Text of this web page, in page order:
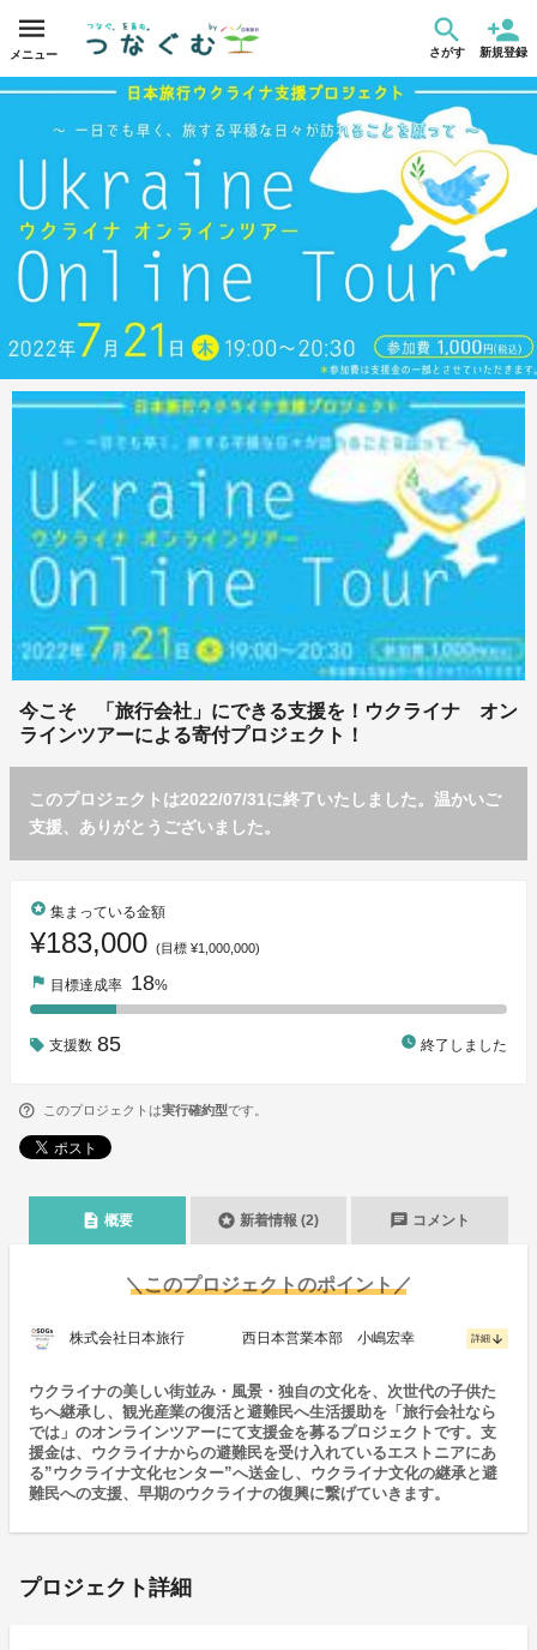
メニュー さがす 新規登録
今こそ 「旅行会社」にできる支援を！ウクライナ オン
ラインツアーによる寄付プロジェクト！
このプロジェクトは2022/07/31に終了いたしました。温かいご
支援、ありがとうございました。
stars 集まっている金額
¥183,000 (目標 ¥1,000,000)
flag 目標達成率 18%
支援数 85 watch_later 終了しました
このプロジェクトは実行確約型です。
description 概要 stars 新着情報 (2) chat コメント
＼このプロジェクトのポイント／
株式会社日本旅行 西日本営業本部 小嶋宏幸 詳細 arrow_downward
ウクライナの美しい街並み・風景・独自の文化を、次世代の子供た
ちへ継承し、観光産業の復活と避難民へ生活援助を「旅行会社なら
では」のオンラインツアーにて支援金を募るプロジェクトです。支
援金は、ウクライナからの避難民を受け入れているエストニアにあ
る”ウクライナ文化センター”へ送金し、ウクライナ文化の継承と避
難民への支援、早期のウクライナの復興に繋げていきます。
プロジェクト詳細